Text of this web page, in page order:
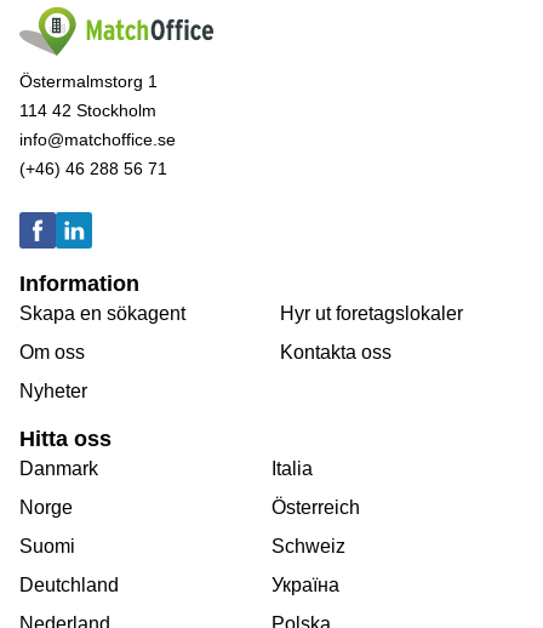
Östermalmstorg 1
114 42 Stockholm
info@matchoffice.se
(+46) 46 288 56 71
Information
Skapa en sökagent
Om oss
Nyheter
Hyr ut foretagslokaler
Kontakta oss
Hitta oss
Danmark
Norge
Suomi
Deutchland
Italia
Österreich
Schweiz
Україна